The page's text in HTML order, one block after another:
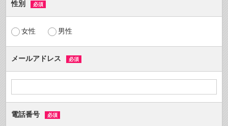
性別 必須
女性 男性
メールアドレス 必須
電話番号 必須